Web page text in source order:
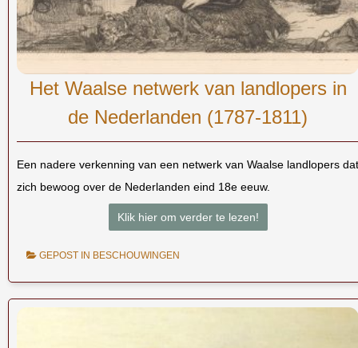
Het Waalse netwerk van landlopers in
de Nederlanden (1787-1811)
Een nadere verkenning van een netwerk van Waalse landlopers dat
zich bewoog over de Nederlanden eind 18e eeuw.
Klik hier om verder te lezen!
GEPOST IN BESCHOUWINGEN